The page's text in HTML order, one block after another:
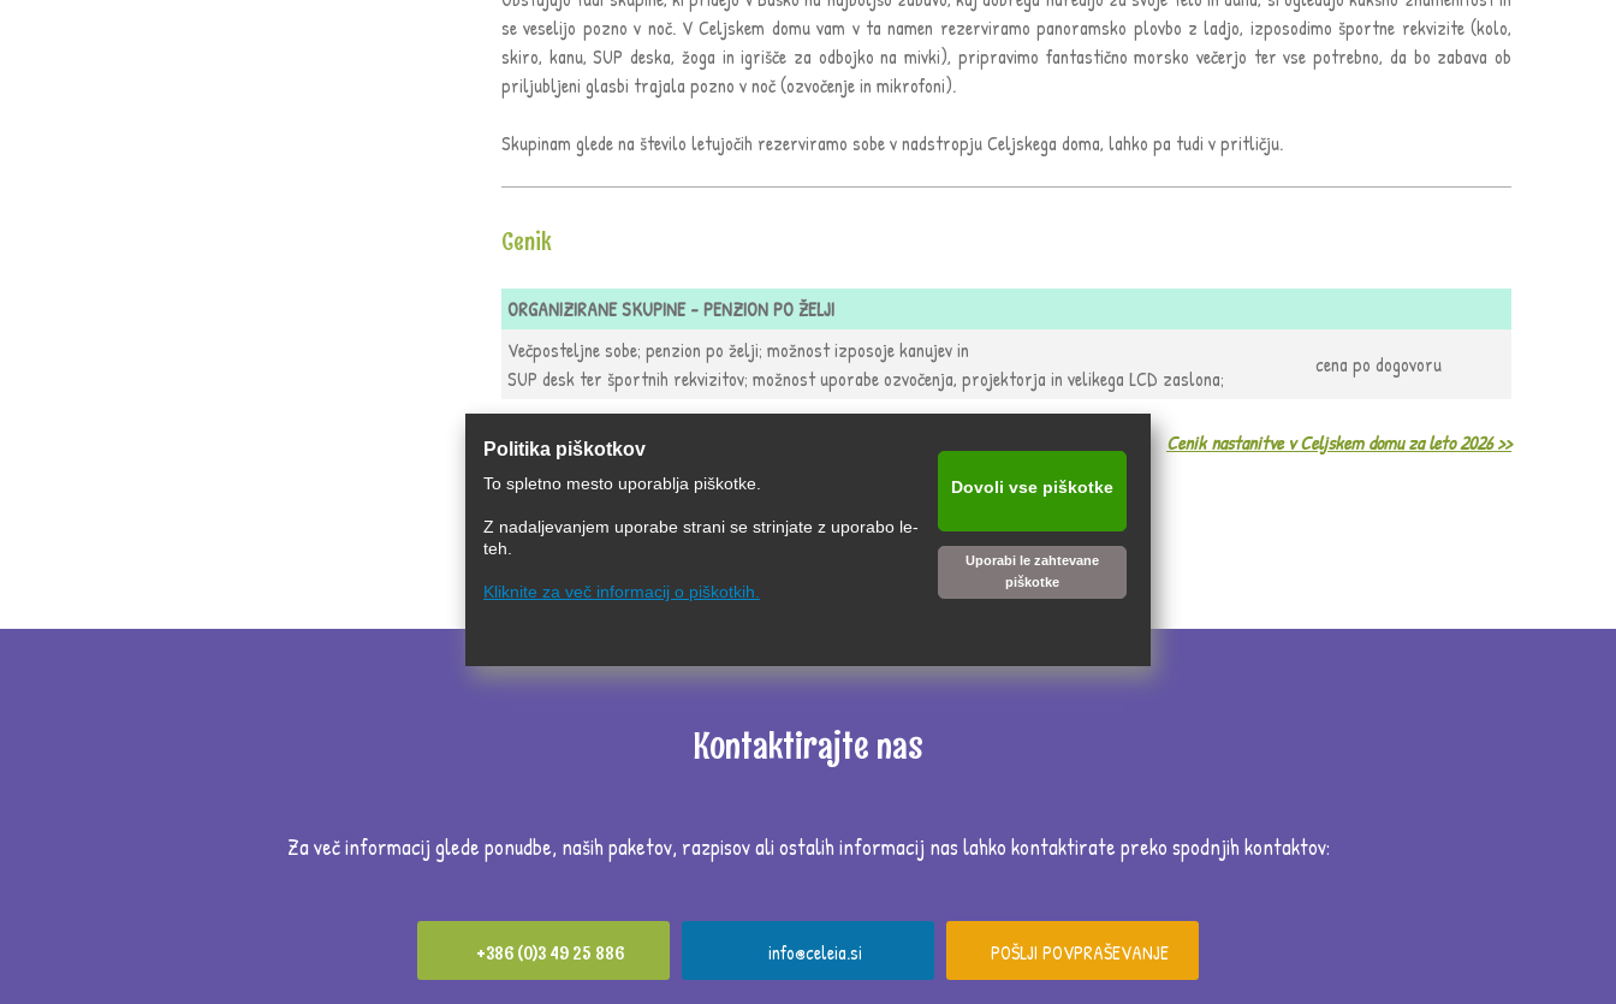
Politika piškotkov
To spletno mesto uporablja piškotke.
Z nadaljevanjem uporabe strani se strinjate z uporabo le-
teh.
Kliknite za več informacij o piškotkih.
Dovoli vse piškotke
Uporabi le zahtevane
piškotke
se veselijo pozno v noč. V Celjskem domu vam v ta namen rezerviramo panoramsko plovbo z ladjo, izposodimo športne rekvizite (kolo,
skiro, kanu, SUP deska, žoga in igrišče za odbojko na mivki), pripravimo fantastično morsko večerjo ter vse potrebno, da bo zabava ob
priljubljeni glasbi trajala pozno v noč (ozvočenje in mikrofoni).
Skupinam glede na število letujočih rezerviramo sobe v nadstropju Celjskega doma, lahko pa tudi v pritličju.
Cenik
ORGANIZIRANE SKUPINE - PENZION PO ŽELJI
Večposteljne sobe; penzion po želji; možnost izposoje kanujev in
SUP desk ter športnih rekvizitov; možnost uporabe ozvočenja, projektorja in velikega LCD zaslona;
cena po dogovoru
Cenik nastanitve v Celjskem domu za leto 2026 >>
Izpolni obrazec za povpraševanje
Kontaktirajte nas
Za več informacij glede ponudbe, naših paketov, razpisov ali ostalih informacij nas lahko kontaktirate preko spodnjih kontaktov:
+386 (0)3 49 25 886 info@celeia.si POŠLJI POVPRAŠEVANJE